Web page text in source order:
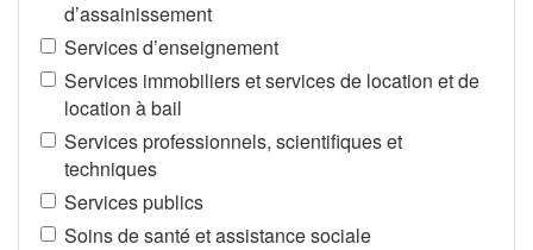
d’assainissement
Services d’enseignement
Services immobiliers et services de location et de
location à bail
Services professionnels, scientifiques et
techniques
Services publics
Soins de santé et assistance sociale